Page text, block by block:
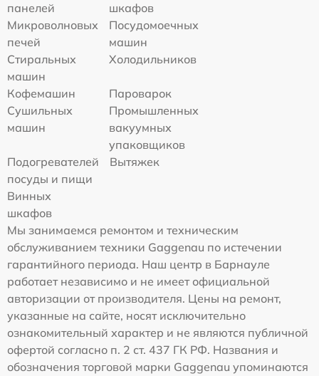
панелей
шкафов
Микроволновых
печей
Посудомоечных
машин
Стиральных
машин
Холодильников
Кофемашин
Пароварок
Сушильных
машин
Промышленных
вакуумных
упаковщиков
Подогревателей
посуды и пищи
Вытяжек
Винных
шкафов
Мы занимаемся ремонтом и техническим
обслуживанием техники Gaggenau по истечении
гарантийного периода. Наш центр в Барнауле
работает независимо и не имеет официальной
авторизации от производителя. Цены на ремонт,
указанные на сайте, носят исключительно
ознакомительный характер и не являются публичной
офертой согласно п. 2 ст. 437 ГК РФ. Названия и
обозначения торговой марки Gaggenau упоминаются